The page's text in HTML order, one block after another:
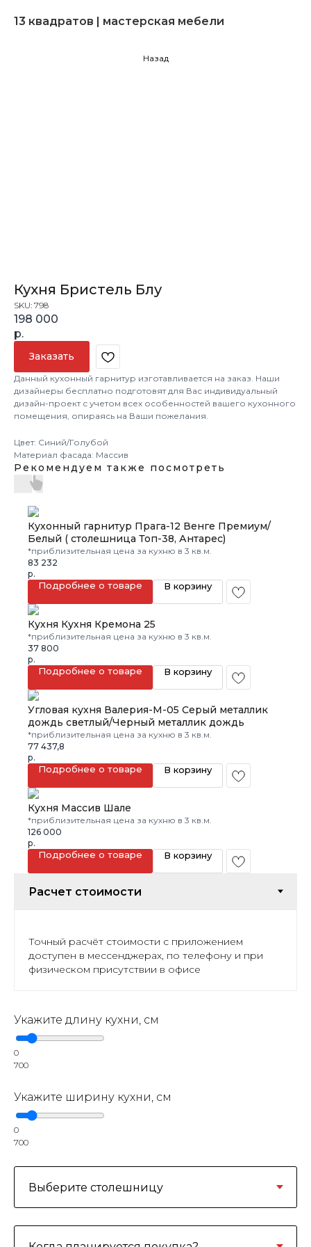
13 квадратов | мастерская мебели
Назад
Кухня Бристель Блу
SKU: 798
198 000
р.
Заказать
Данный кухонный гарнитур изготавливается на заказ. Наши
дизайнеры бесплатно подготовят для Вас индивидуальный
дизайн-проект с учетом всех особенностей вашего кухонного
помещения, опираясь на Ваши пожелания.
Цвет: Синий/Голубой
Материал фасада: Массив
Рекомендуем также посмотреть
Кухонный гарнитур Прага-12 Венге Премиум/
Белый ( столешница Топ-38, Антарес)
*приблизительная цена за кухню в 3 кв.м.
83 232
р.
Подробнее о товаре В корзину
Кухня Кухня Кремона 25
*приблизительная цена за кухню в 3 кв.м.
37 800
р.
Подробнее о товаре В корзину
Угловая кухня Валерия-М-05 Серый металлик
дождь светлый/Черный металлик дождь
*приблизительная цена за кухню в 3 кв.м.
77 437,8
р.
Подробнее о товаре В корзину
Кухня Массив Шале
*приблизительная цена за кухню в 3 кв.м.
126 000
р.
Подробнее о товаре В корзину
Точный расчёт стоимости с приложением
доступен в мессенджерах, по телефону и при
физическом присутствии в офисе
Укажите длину кухни, см
0
700
Укажите ширину кухни, см
0
700